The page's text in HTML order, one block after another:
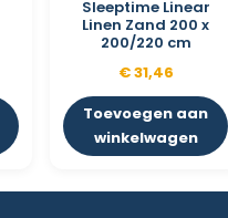
Sleeptime Linear
Linen Zand 200 x
200/220 cm
€31,46
Toevoegen aan
winkelwagen